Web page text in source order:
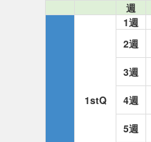
週
1stQ
1週
2週
3週
4週
5週